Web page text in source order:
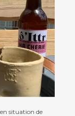
situation de